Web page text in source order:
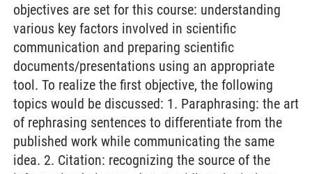
objectives are set for this course: understanding
various key factors involved in scientific
communication and preparing scientific
documents/presentations using an appropriate
tool. To realize the first objective, the following
topics would be discussed: 1. Paraphrasing: the art
of rephrasing sentences to differentiate from the
published work while communicating the same
idea. 2. Citation: recognizing the source of the